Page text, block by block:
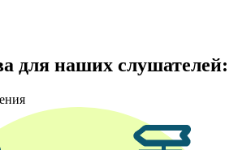
для наших слушателей: